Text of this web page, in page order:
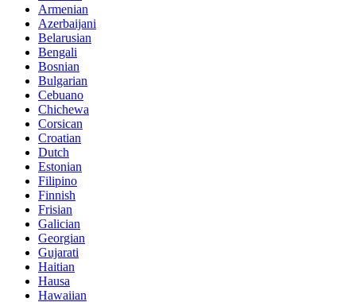
Armenian
Azerbaijani
Belarusian
Bengali
Bosnian
Bulgarian
Cebuano
Chichewa
Corsican
Croatian
Dutch
Estonian
Filipino
Finnish
Frisian
Galician
Georgian
Gujarati
Haitian
Hausa
Hawaiian